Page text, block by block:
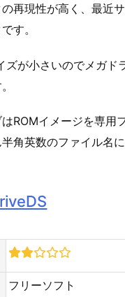
再現性が高く、最近
す。
ズが小さいのでメガド
ROMイメージを専用
角英数のファイル名に
フリーソフト